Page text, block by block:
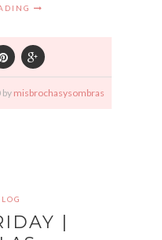
by misbrochasysombras
|